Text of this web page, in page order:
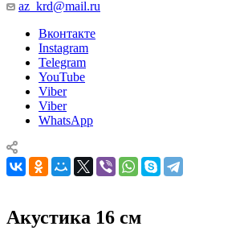
az_krd@mail.ru
Вконтакте
Instagram
Telegram
YouTube
Viber
Viber
WhatsApp
Акустика 16 см